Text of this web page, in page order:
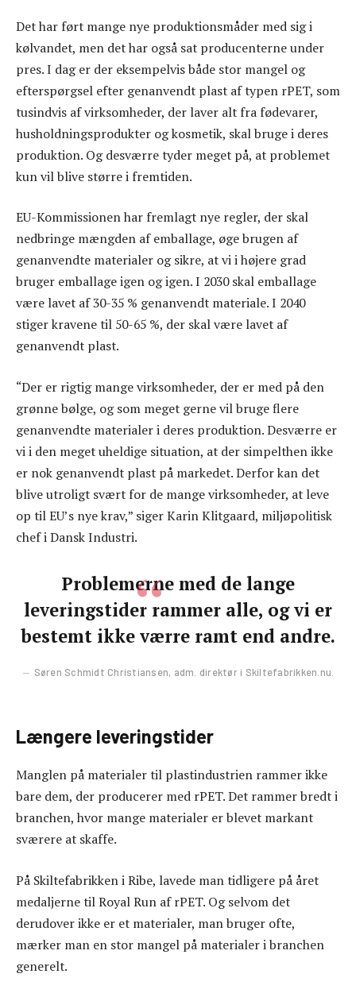
Det har ført mange nye produktionsmåder med sig i
kølvandet, men det har også sat producenterne under
pres. I dag er der eksempelvis både stor mangel og
efterspørgsel efter genanvendt plast af typen rPET, som
tusindvis af virksomheder, der laver alt fra fødevarer,
husholdningsprodukter og kosmetik, skal bruge i deres
produktion. Og desværre tyder meget på, at problemet
kun vil blive større i fremtiden.
EU-Kommissionen har fremlagt nye regler, der skal
nedbringe mængden af emballage, øge brugen af
genanvendte materialer og sikre, at vi i højere grad
bruger emballage igen og igen. I 2030 skal emballage
være lavet af 30-35 % genanvendt materiale. I 2040
stiger kravene til 50-65 %, der skal være lavet af
genanvendt plast.
“Der er rigtig mange virksomheder, der er med på den
grønne bølge, og som meget gerne vil bruge flere
genanvendte materialer i deres produktion. Desværre er
vi i den meget uheldige situation, at der simpelthen ikke
er nok genanvendt plast på markedet. Derfor kan det
blive utroligt svært for de mange virksomheder, at leve
op til EU’s nye krav,” siger Karin Klitgaard, miljøpolitisk
chef i Dansk Industri.
Problemerne med de lange
leveringstider rammer alle, og vi er
bestemt ikke værre ramt end andre.
Søren Schmidt Christiansen, adm. direktør i Skiltefabrikken.nu.
Længere leveringstider
Manglen på materialer til plastindustrien rammer ikke
bare dem, der producerer med rPET. Det rammer bredt i
branchen, hvor mange materialer er blevet markant
sværere at skaffe.
På Skiltefabrikken i Ribe, lavede man tidligere på året
medaljerne til Royal Run af rPET. Og selvom det
derudover ikke er et materialer, man bruger ofte,
mærker man en stor mangel på materialer i branchen
generelt.